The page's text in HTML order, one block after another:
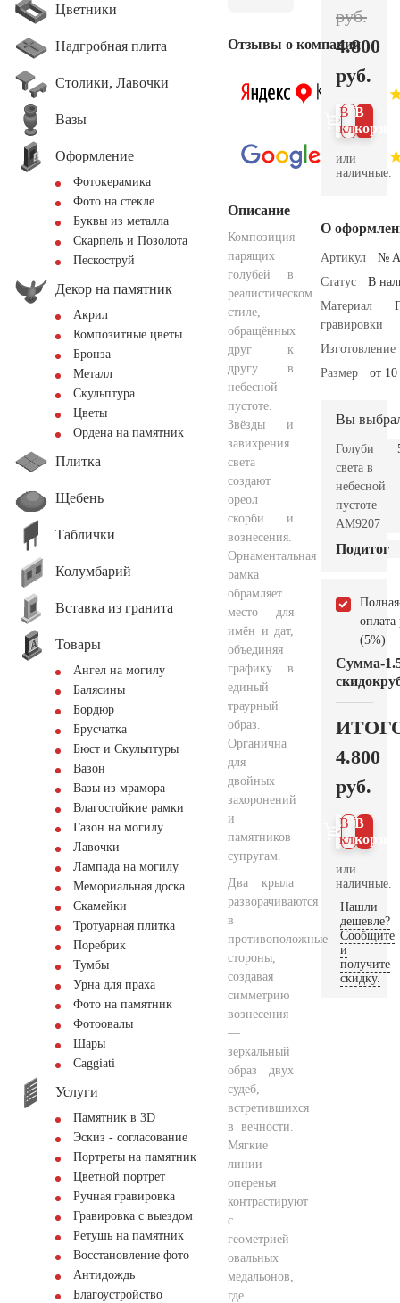
Цветники
Надгробная плита
Столики, Лавочки
Вазы
Оформление
Фотокерамика
Фото на стекле
Буквы из металла
Скарпель и Позолота
Пескоструй
Декор на памятник
Акрил
Композитные цветы
Бронза
Металл
Скульптура
Цветы
Ордена на памятник
Плитка
Щебень
Таблички
Колумбарий
Вставка из гранита
Товары
Ангел на могилу
Балясины
Бордюр
Брусчатка
Бюст и Скульптуры
Вазон
Вазы из мрамора
Влагостойкие рамки
Газон на могилу
Лавочки
Лампада на могилу
Мемориальная доска
Скамейки
Тротуарная плитка
Поребрик
Тумбы
Урна для праха
Фото на памятник
Фотоовалы
Шары
Сaggiati
Услуги
Памятник в 3D
Эскиз - согласование
Портреты на памятник
Цветной портрет
Ручная гравировка
Гравировка с выездом
Ретушь на памятник
Восстановление фото
Антидождь
Благоустройство
Отзывы о компании
Описание
Композиция
парящих
голубей в
реалистическом
стиле,
обращённых
друг к
другу в
небесной
пустоте.
Звёзды и
завихрения
света
создают
ореол
скорби и
вознесения.
Орнаментальная
рамка
обрамляет
место для
имён и дат,
объединяя
графику в
единый
траурный
образ.
Органична
для
двойных
захоронений
и
памятников
супругам.
Два крыла
разворачиваются
в
противоположные
стороны,
создавая
симметрию
вознесения
—
зеркальный
образ двух
судеб,
встретившихся
в вечности.
Мягкие
линии
оперенья
контрастируют
с
геометрией
овальных
медальонов,
где
руб.
4.800
руб.
В
В 1
клик
или
наличные.
О
Артикул
№
Статус
В
Материал
гравировки
Изготовление
Размер
от
Вы
Голуби
света в
небесной
пустоте
AM9207
Подитог
Полная
оплата
(5%)
Сумма
скидок
-
4.800
руб.
В
В 1
клик
или
наличные.
Нашли
дешевле?
Сообщите
и
получите
скидку.